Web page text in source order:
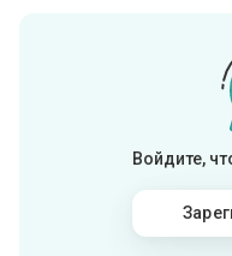
Войдите,